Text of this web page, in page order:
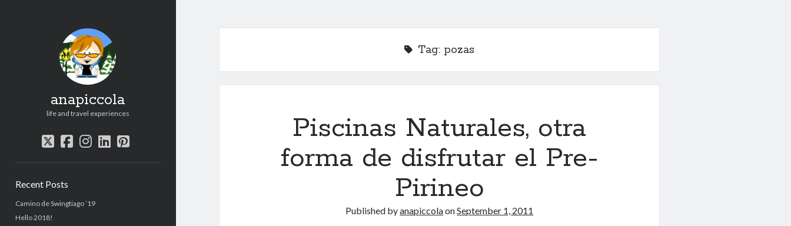
anapiccola
life and travel experiences
twitter
facebook
instagram
linkedin
pinterest
Recent Posts
Camino de Swingtiago ’19
Hello 2018!
Tag: pozas
Piscinas Naturales, otra
forma de disfrutar el Pre-
Pirineo
Published byanapiccolaonSeptember 1, 2011